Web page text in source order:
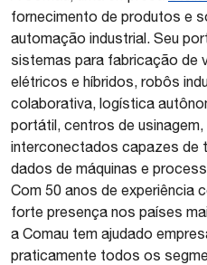
fornecimento de produtos e
automação industrial. Seu
sistemas para fabricação de
elétricos e híbridos, robôs
colaborativa, logística
portátil, centros de
interconectados capazes de
dados de máquinas e
Com 50 anos de experiência
forte presença nos países
a Comau tem ajudado
praticamente todos os